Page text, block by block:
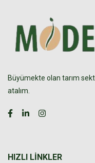
Büyümekte olan tarım
atalım.
HIZLI LINKLER